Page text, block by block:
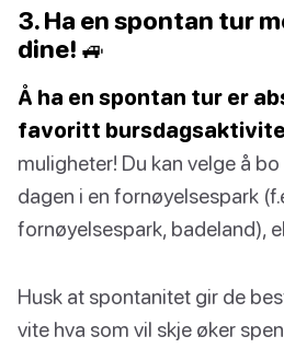
3. Ha en spontan tur
dine! 🚙
Å ha en spontan tur er
favoritt
muligheter! Du kan velge å
dagen i en fornøyelsespark
fornøyelsespark, badeland),
Husk at spontanitet gir de
vite hva som vil skje øker